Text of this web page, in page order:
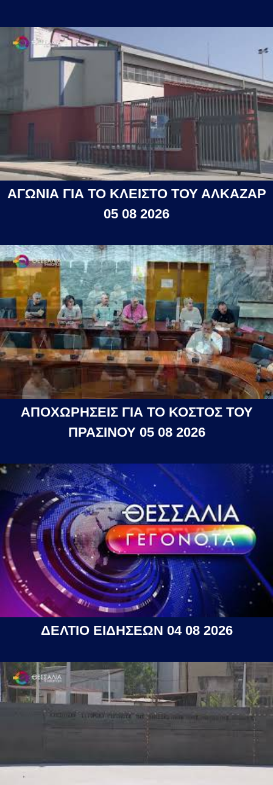
ΑΓΩΝΙΑ ΓΙΑ ΤΟ ΚΛΕΙΣΤΟ ΤΟΥ ΑΛΚΑΖΑΡ
05 08 2026
ΑΠΟΧΩΡΗΣΕΙΣ ΓΙΑ ΤΟ ΚΟΣΤΟΣ ΤΟΥ
ΠΡΑΣΙΝΟΥ 05 08 2026
ΔΕΛΤΙΟ ΕΙΔΗΣΕΩΝ 04 08 2026